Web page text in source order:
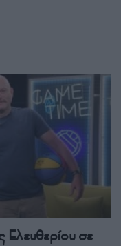
Ελευθερίου σε